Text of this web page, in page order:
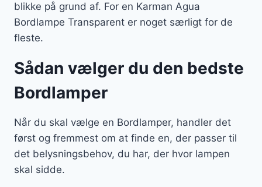
blikke på grund af. For en Karman Agua
Bordlampe Transparent er noget særligt for de
fleste.
Sådan vælger du den bedste
Bordlamper
Når du skal vælge en Bordlamper, handler det
først og fremmest om at finde en, der passer til
det belysningsbehov, du har, der hvor lampen
skal sidde.